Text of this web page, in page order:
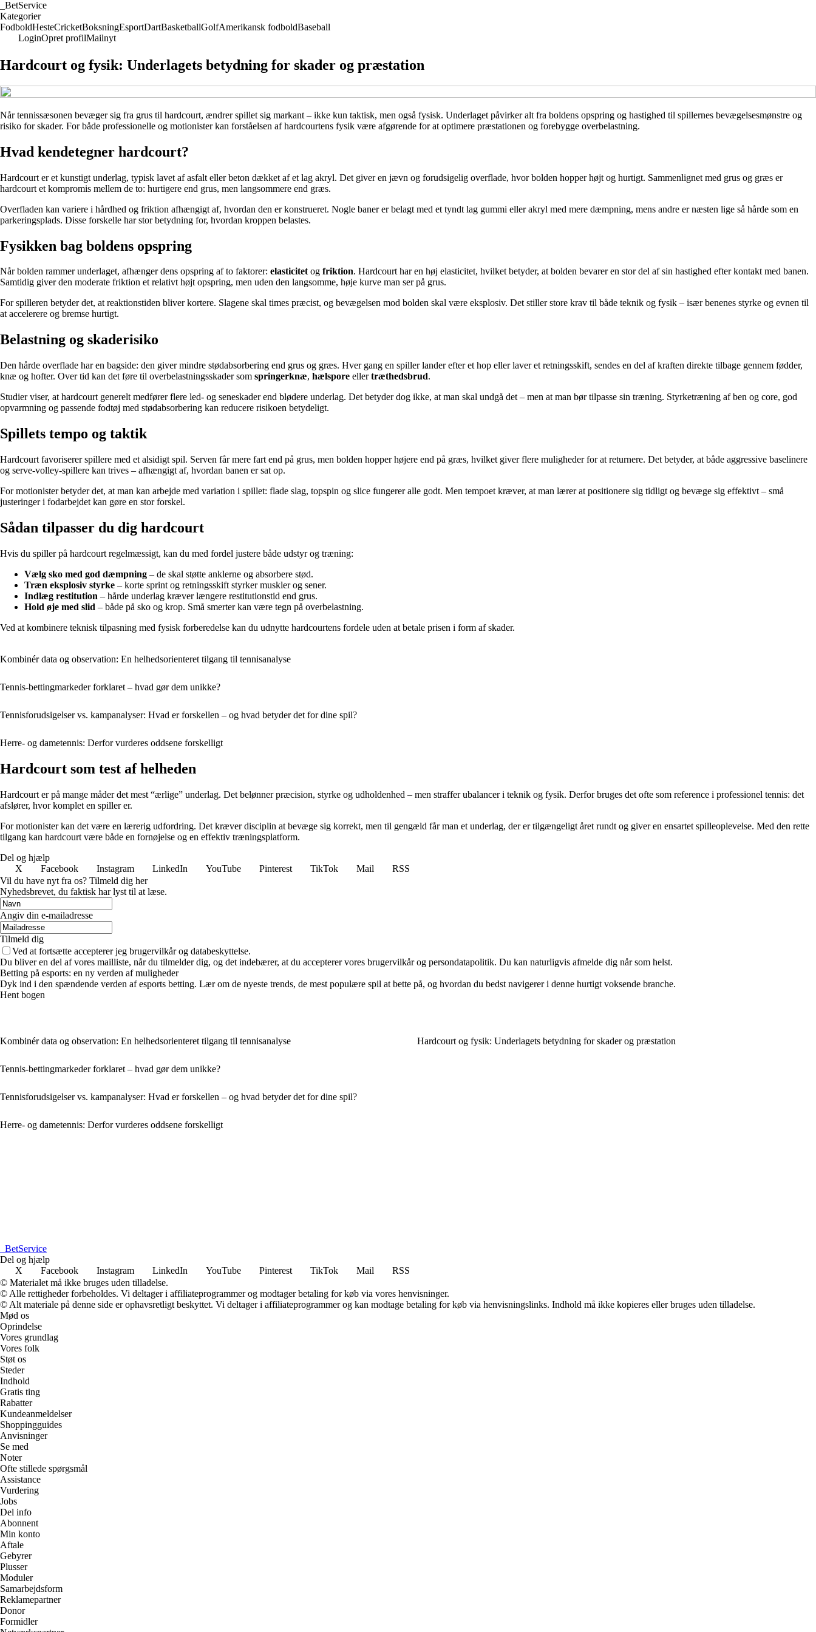
BetService
Kategorier
FodboldHesteCricketBoksningEsportDartBasketballGolfAmerikansk fodboldBaseball
LoginOpret profilMailnyt
Hardcourt og fysik: Underlagets betydning for skader og præstation
Når tennissæsonen bevæger sig fra grus til hardcourt, ændrer spillet sig markant – ikke kun taktisk, men også fysisk. Underlaget påvirker alt fra boldens opspring og hastighed til spillernes bevægelsesmønstre og
risiko for skader. For både professionelle og motionister kan forståelsen af hardcourtens fysik være afgørende for at optimere præstationen og forebygge overbelastning.
Hvad kendetegner hardcourt?
Hardcourt er et kunstigt underlag, typisk lavet af asfalt eller beton dækket af et lag akryl. Det giver en jævn og forudsigelig overflade, hvor bolden hopper højt og hurtigt. Sammenlignet med grus og græs er
hardcourt et kompromis mellem de to: hurtigere end grus, men langsommere end græs.
Overfladen kan variere i hårdhed og friktion afhængigt af, hvordan den er konstrueret. Nogle baner er belagt med et tyndt lag gummi eller akryl med mere dæmpning, mens andre er næsten lige så hårde som en
parkeringsplads. Disse forskelle har stor betydning for, hvordan kroppen belastes.
Fysikken bag boldens opspring
Når bolden rammer underlaget, afhænger dens opspring af to faktorer: elasticitetog friktion. Hardcourt har en høj elasticitet, hvilket betyder, at bolden bevarer en stor del af sin hastighed efter kontakt med banen.
Samtidig giver den moderate friktion et relativt højt opspring, men uden den langsomme, høje kurve man ser på grus.
For spilleren betyder det, at reaktionstiden bliver kortere. Slagene skal times præcist, og bevægelsen mod bolden skal være eksplosiv. Det stiller store krav til både teknik og fysik – især benenes styrke og evnen til
at accelerere og bremse hurtigt.
Belastning og skaderisiko
Den hårde overflade har en bagside: den giver mindre stødabsorbering end grus og græs. Hver gang en spiller lander efter et hop eller laver et retningsskift, sendes en del af kraften direkte tilbage gennem fødder,
knæ og hofter. Over tid kan det føre til overbelastningsskader som springerknæ, hælspore ellertræthedsbrud.
Studier viser, at hardcourt generelt medfører flere led- og seneskader end blødere underlag. Det betyder dog ikke, at man skal undgå det – men at man bør tilpasse sin træning. Styrketræning af ben og core, god
opvarmning og passende fodtøj med stødabsorbering kan reducere risikoen betydeligt.
Spillets tempo og taktik
Hardcourt favoriserer spillere med et alsidigt spil. Serven får mere fart end på grus, men bolden hopper højere end på græs, hvilket giver flere muligheder for at returnere. Det betyder, at både aggressive baselinere
og serve-volley-spillere kan trives – afhængigt af, hvordan banen er sat op.
For motionister betyder det, at man kan arbejde med variation i spillet: flade slag, topspin og slice fungerer alle godt. Men tempoet kræver, at man lærer at positionere sig tidligt og bevæge sig effektivt – små
justeringer i fodarbejdet kan gøre en stor forskel.
Sådan tilpasser du dig hardcourt
Hvis du spiller på hardcourt regelmæssigt, kan du med fordel justere både udstyr og træning:
Vælg sko med god dæmpning – de skal støtte anklerne og absorbere stød.
Træn eksplosiv styrke – korte sprint og retningsskift styrker muskler og sener.
Indlæg restitution – hårde underlag kræver længere restitutionstid end grus.
Hold øje med slid – både på sko og krop. Små smerter kan være tegn på overbelastning.
Ved at kombinere teknisk tilpasning med fysisk forberedelse kan du udnytte hardcourtens fordele uden at betale prisen i form af skader.
Kombinér data og observation: En helhedsorienteret tilgang til tennisanalyse
Tennis-bettingmarkeder forklaret – hvad gør dem unikke?
Tennisforudsigelser vs. kampanalyser: Hvad er forskellen – og hvad betyder det for dine spil?
Herre- og dametennis: Derfor vurderes oddsene forskelligt
Hardcourt som test af helheden
Hardcourt er på mange måder det mest “ærlige” underlag. Det belønner præcision, styrke og udholdenhed – men straffer ubalancer i teknik og fysik. Derfor bruges det ofte som reference i professionel tennis: det
afslører, hvor komplet en spiller er.
For motionister kan det være en lærerig udfordring. Det kræver disciplin at bevæge sig korrekt, men til gengæld får man et underlag, der er tilgængeligt året rundt og giver en ensartet spilleoplevelse. Med den rette
tilgang kan hardcourt være både en fornøjelse og en effektiv træningsplatform.
Del og hjælp
X
Facebook Instagram LinkedIn YouTube Pinterest TikTok Mail
RSS
Vil du have nyt fra os? Tilmeld dig her
Nyhedsbrevet, du faktisk har lyst til at læse.
Angiv din e-mailadresse
Tilmeld dig
Ved at fortsætte accepterer jeg brugervilkår og databeskyttelse.
Du bliver en del af vores mailliste, når du tilmelder dig, og det indebærer, at du accepterer vores brugervilkår og persondatapolitik. Du kan naturligvis afmelde dig når som helst.
Betting på esports: en ny verden af muligheder
Dyk ind i den spændende verden af esports betting. Lær om de nyeste trends, de mest populære spil at bette på, og hvordan du bedst navigerer i denne hurtigt voksende branche.
Hent bogen
Kombinér data og observation: En helhedsorienteret tilgang til tennisanalyse
Tennis-bettingmarkeder forklaret – hvad gør dem unikke?
Tennisforudsigelser vs. kampanalyser: Hvad er forskellen – og hvad betyder det for dine spil?
Herre- og dametennis: Derfor vurderes oddsene forskelligt
Hardcourt og fysik: Underlagets betydning for skader og præstation
BetService
Del og hjælp
X
Facebook Instagram LinkedIn YouTube Pinterest TikTok Mail
RSS
© Materialet må ikke bruges uden tilladelse.
© Alle rettigheder forbeholdes. Vi deltager i affiliateprogrammer og modtager betaling for køb via vores henvisninger.
© Alt materiale på denne side er ophavsretligt beskyttet. Vi deltager i affiliateprogrammer og kan modtage betaling for køb via henvisningslinks. Indhold må ikke kopieres eller bruges uden tilladelse.
Mød os
Oprindelse
Vores grundlag
Vores folk
Støt os
Steder
Indhold
Gratis ting
Rabatter
Kundeanmeldelser
Shoppingguides
Anvisninger
Se med
Noter
Ofte stillede spørgsmål
Assistance
Vurdering
Jobs
Del info
Abonnent
Min konto
Aftale
Gebyrer
Plusser
Moduler
Samarbejdsform
Reklamepartner
Donor
Formidler